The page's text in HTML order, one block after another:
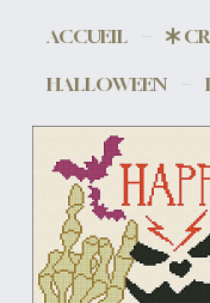
ACCUEIL
HALLOWEEN